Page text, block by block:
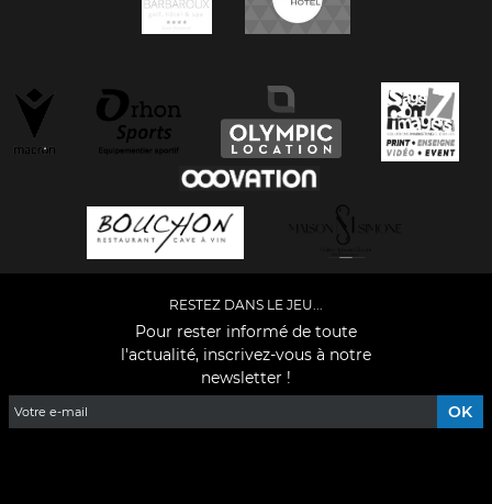
RESTEZ DANS LE JEU...
Pour rester informé de toute
l'actualité, inscrivez-vous à notre
newsletter !